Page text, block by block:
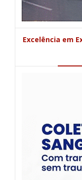
Excelência em